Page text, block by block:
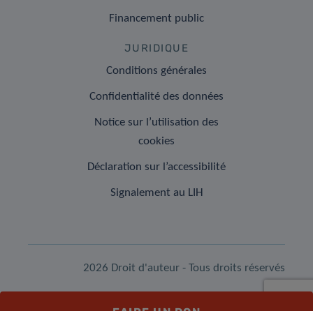
Financement public
JURIDIQUE
Conditions générales
Confidentialité des données
Notice sur l’utilisation des
cookies
Déclaration sur l’accessibilité
Signalement au LIH
2026 Droit d'auteur - Tous droits réservés